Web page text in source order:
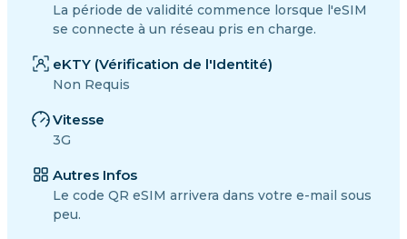
La période de validité commence lorsque l'eSIM
se connecte à un réseau pris en charge.
eKTY (Vérification de l'Identité)
Non Requis
Vitesse
3G
Autres Infos
Le code QR eSIM arrivera dans votre e-mail sous
peu.